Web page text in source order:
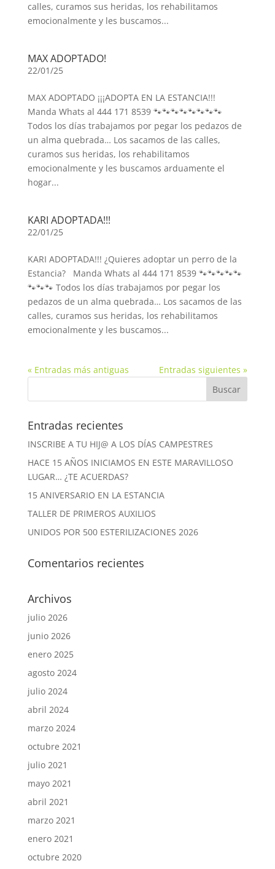
calles, curamos sus heridas, los rehabilitamos
emocionalmente y les buscamos...
MAX ADOPTADO!
22/01/25
MAX ADOPTADO ¡¡¡ADOPTA EN LA ESTANCIA!!!
Manda Whats al 444 171 8539 🐾🐾🐾🐾🐾🐾🐾🐾
Todos los días trabajamos por pegar los pedazos de
un alma quebrada… Los sacamos de las calles,
curamos sus heridas, los rehabilitamos
emocionalmente y les buscamos arduamente el
hogar...
KARI ADOPTADA!!!
22/01/25
KARI ADOPTADA!!! ¿Quieres adoptar un perro de la
Estancia? Manda Whats al 444 171 8539 🐾🐾🐾🐾🐾
🐾🐾🐾 Todos los días trabajamos por pegar los
pedazos de un alma quebrada… Los sacamos de las
calles, curamos sus heridas, los rehabilitamos
emocionalmente y les buscamos...
« Entradas más antiguas Entradas siguientes »
Entradas recientes
INSCRIBE A TU HIJ@ A LOS DÍAS CAMPESTRES
HACE 15 AÑOS INICIAMOS EN ESTE MARAVILLOSO
LUGAR… ¿TE ACUERDAS?
15 ANIVERSARIO EN LA ESTANCIA
TALLER DE PRIMEROS AUXILIOS
UNIDOS POR 500 ESTERILIZACIONES 2026
Comentarios recientes
Archivos
julio 2026
junio 2026
enero 2025
agosto 2024
julio 2024
abril 2024
marzo 2024
octubre 2021
julio 2021
mayo 2021
abril 2021
marzo 2021
enero 2021
octubre 2020